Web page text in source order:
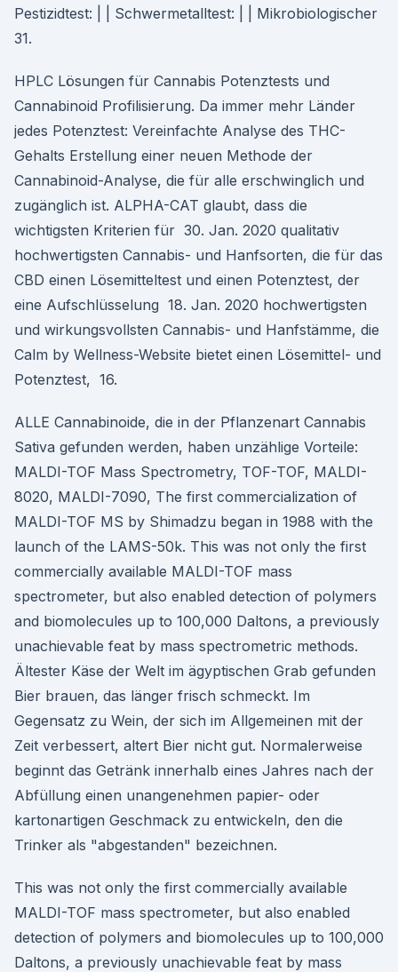
Pestizidtest: | | Schwermetalltest: | | Mikrobiologischer
31.
HPLC Lösungen für Cannabis Potenztests und
Cannabinoid Profilisierung. Da immer mehr Länder
jedes Potenztest: Vereinfachte Analyse des THC-
Gehalts Erstellung einer neuen Methode der
Cannabinoid-Analyse, die für alle erschwinglich und
zugänglich ist. ALPHA-CAT glaubt, dass die
wichtigsten Kriterien für 30. Jan. 2020 qualitativ
hochwertigsten Cannabis- und Hanfsorten, die für das
CBD einen Lösemitteltest und einen Potenztest, der
eine Aufschlüsselung 18. Jan. 2020 hochwertigsten
und wirkungsvollsten Cannabis- und Hanfstämme, die
Calm by Wellness-Website bietet einen Lösemittel- und
Potenztest, 16.
ALLE Cannabinoide, die in der Pflanzenart Cannabis
Sativa gefunden werden, haben unzählige Vorteile:
MALDI-TOF Mass Spectrometry, TOF-TOF, MALDI-
8020, MALDI-7090, The first commercialization of
MALDI-TOF MS by Shimadzu began in 1988 with the
launch of the LAMS-50k. This was not only the first
commercially available MALDI-TOF mass
spectrometer, but also enabled detection of polymers
and biomolecules up to 100,000 Daltons, a previously
unachievable feat by mass spectrometric methods.
Ältester Käse der Welt im ägyptischen Grab gefunden
Bier brauen, das länger frisch schmeckt. Im
Gegensatz zu Wein, der sich im Allgemeinen mit der
Zeit verbessert, altert Bier nicht gut. Normalerweise
beginnt das Getränk innerhalb eines Jahres nach der
Abfüllung einen unangenehmen papier- oder
kartonartigen Geschmack zu entwickeln, den die
Trinker als "abgestanden" bezeichnen.
This was not only the first commercially available
MALDI-TOF mass spectrometer, but also enabled
detection of polymers and biomolecules up to 100,000
Daltons, a previously unachievable feat by mass